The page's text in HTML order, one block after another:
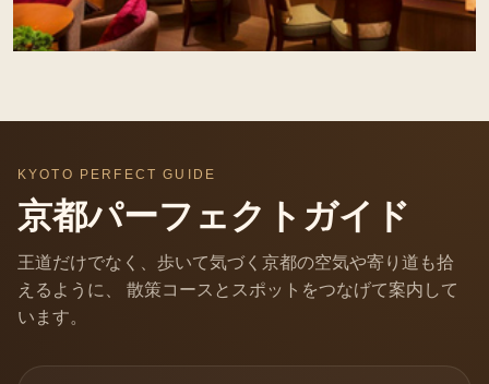
KYOTO PERFECT GUIDE
京都パーフェクトガイド
王道だけでなく、歩いて気づく京都の空気や寄り道も拾
えるように、 散策コースとスポットをつなげて案内して
います。